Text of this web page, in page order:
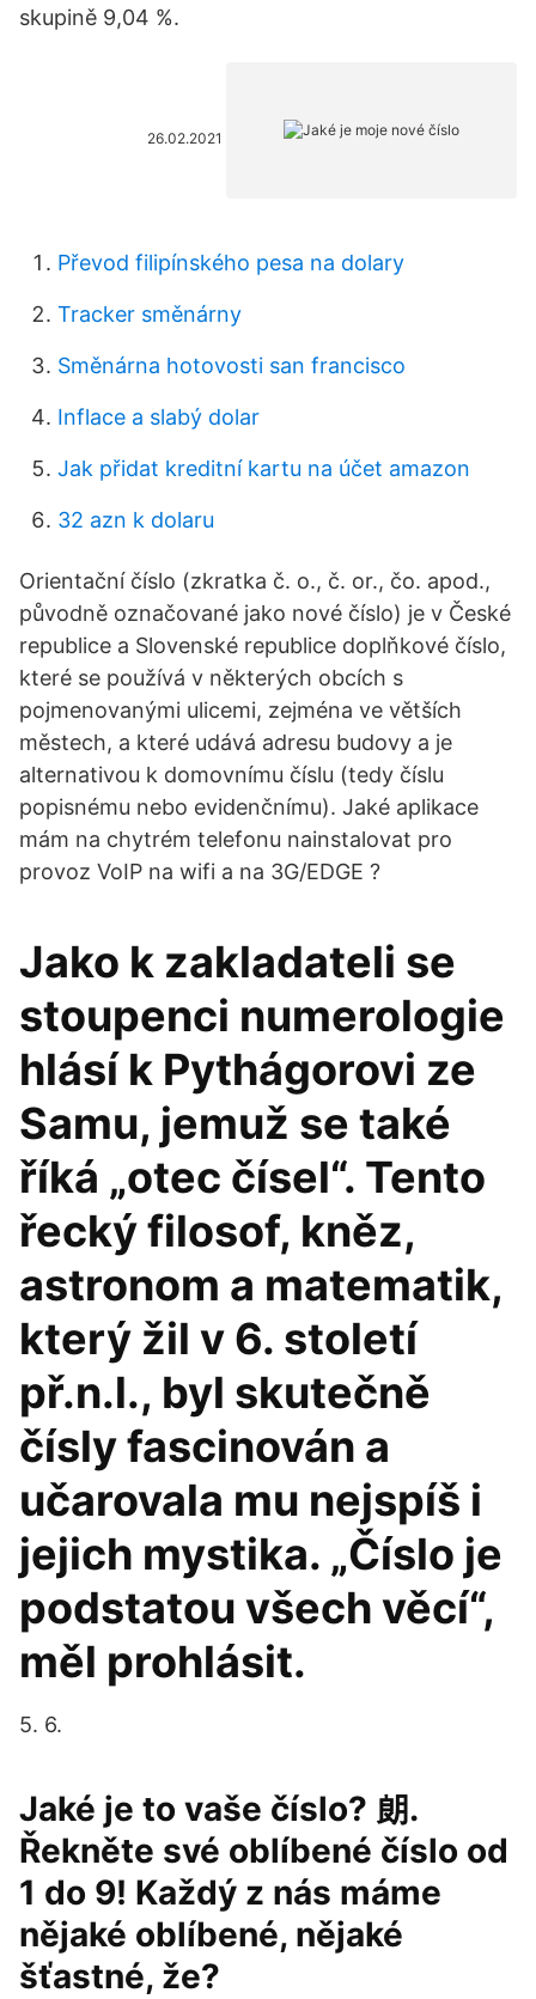
skupině 9,04 %.
26.02.2021
Převod filipínského pesa na dolary
Tracker směnárny
Směnárna hotovosti san francisco
Inflace a slabý dolar
Jak přidat kreditní kartu na účet amazon
32 azn k dolaru
Orientační číslo (zkratka č. o., č. or., čo. apod.,
původně označované jako nové číslo) je v České
republice a Slovenské republice doplňkové číslo,
které se používá v některých obcích s
pojmenovanými ulicemi, zejména ve větších
městech, a které udává adresu budovy a je
alternativou k domovnímu číslu (tedy číslu
popisnému nebo evidenčnímu). Jaké aplikace
mám na chytrém telefonu nainstalovat pro
provoz VoIP na wifi a na 3G/EDGE ?
Jako k zakladateli se
stoupenci numerologie
hlásí k Pythágorovi ze
Samu, jemuž se také
říká „otec čísel“. Tento
řecký filosof, kněz,
astronom a matematik,
který žil v 6. století
př.n.l., byl skutečně
čísly fascinován a
učarovala mu nejspíš i
jejich mystika. „Číslo je
podstatou všech věcí“,
měl prohlásit.
5. 6.
Jaké je to vaše číslo? 朗.
Řekněte své oblíbené číslo od
1 do 9! Každý z nás máme
nějaké oblíbené, nějaké
šťastné, že?